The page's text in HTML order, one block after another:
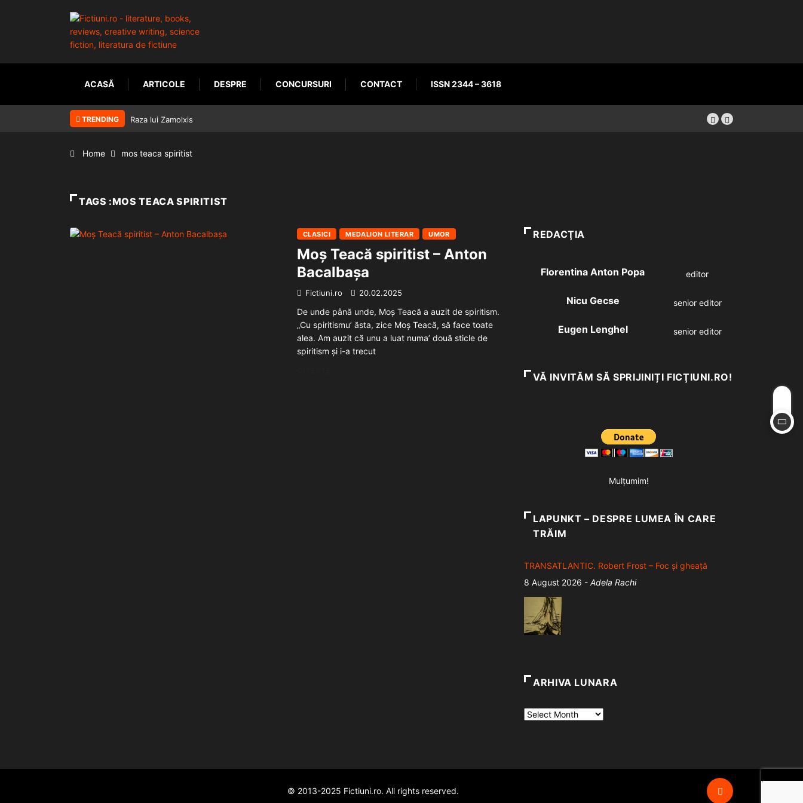
ACASĂ ARTICOLE DESPRE CONCURSURI CONTACT ISSN 2344 – 3618
TRENDING Raza lui Zamolxis
Home mos teaca spiritist
TAGS :MOS TEACA SPIRITIST
CLASICI MEDALION LITERAR UMOR
Moș Teacă spiritist – Anton
Bacalbașa
Fictiuni.ro 20.02.2025
De unde până unde, Moș Teacă a auzit de spiritism.
„Cu spiritismu’ ăsta, zice Moș Teacă, să face toate
alea. Am auzit că unu a luat numa’ două sticle de
spiritism și i-a trecut
REDACŢIA
Florentina Anton Popa editor
Nicu Gecse senior editor
Eugen Lenghel senior editor
VĂ INVITĂM SĂ SPRIJINIȚI FICŢIUNI.RO!
Mulțumim!
LAPUNKT – DESPRE LUMEA ÎN CARE
TRĂIM
TRANSATLANTIC. Robert Frost – Foc și gheață
8 August 2026 - Adela Rachi
7 August 2026
8 August 2026-Veronica Pavel Lerner
ARHIVA LUNARA
Arhiva
© 2013-2025 Fictiuni.ro. All rights reserved.